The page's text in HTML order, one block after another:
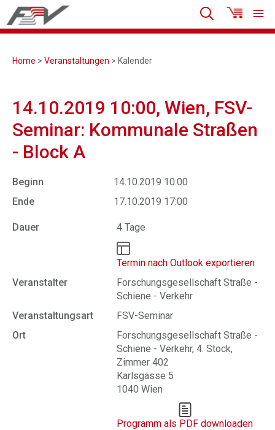
Home > Veranstaltungen > Kalender
14.10.2019 10:00, Wien, FSV-
Seminar: Kommunale Straßen
- Block A
Beginn
14.10.2019 10:00
Ende
17.10.2019 17:00
Dauer 4 Tage
Termin nach Outlook exportieren
Veranstalter
Forschungsgesellschaft Straße -
Schiene - Verkehr
Veranstaltungsart
FSV-Seminar
Ort
Forschungsgesellschaft Straße -
Schiene - Verkehr, 4. Stock,
Zimmer 402
Karlsgasse 5
1040 Wien
Programm als PDF downloaden